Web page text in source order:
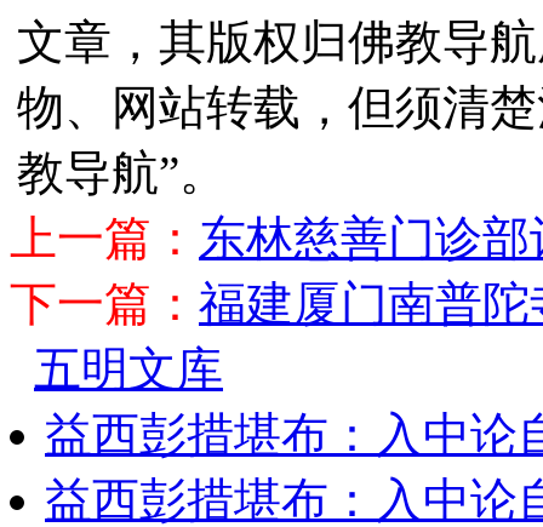
文章，其版权归佛教导
物、网站转载，但须清
教导航”。
上一篇： 东林慈善门诊
下一篇： 福建厦门南普
五明文库
益西彭措堪布：入中论
益西彭措堪布：入中论